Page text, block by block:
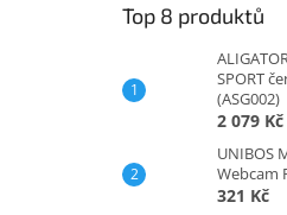
Top 8 produktů
SPORT
(ASG002)
2 079 Kč
UNIBOS
Webcam
321 Kč